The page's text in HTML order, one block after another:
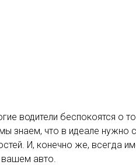
водители беспокоятся о
знаем, что в идеале нужно
И, конечно же, всегда
вашем авто.